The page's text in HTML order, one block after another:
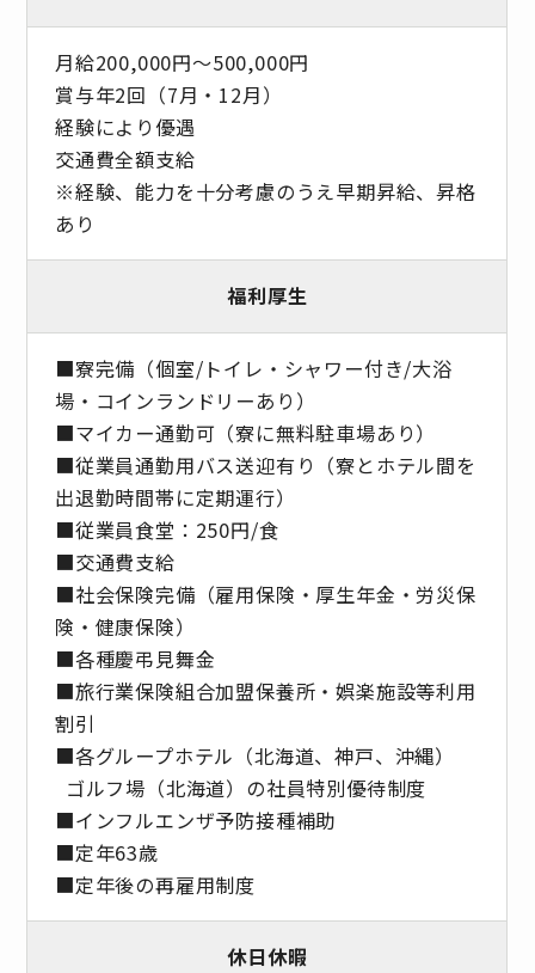
月給200,000円～500,000円
賞与年2回（7月・12月）
経験により優遇
交通費全額支給
※経験、能力を十分考慮のうえ早期昇給、昇格
あり
福利厚生
■寮完備（個室/トイレ・シャワー付き/大浴
場・コインランドリーあり）
■マイカー通勤可（寮に無料駐車場あり）
■従業員通勤用バス送迎有り（寮とホテル間を
出退勤時間帯に定期運行）
■従業員食堂：250円/食
■交通費支給
■社会保険完備（雇用保険・厚生年金・労災保
険・健康保険）
■各種慶弔見舞金
■旅行業保険組合加盟保養所・娯楽施設等利用
割引
■各グループホテル（北海道、神戸、沖縄）
ゴルフ場（北海道）の社員特別優待制度
■インフルエンザ予防接種補助
■定年63歳
■定年後の再雇用制度
休日休暇